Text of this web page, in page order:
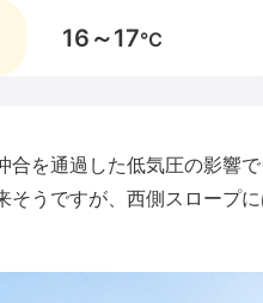
16～17℃
合を通過した低気圧の影響
そうですが、西側スロープ